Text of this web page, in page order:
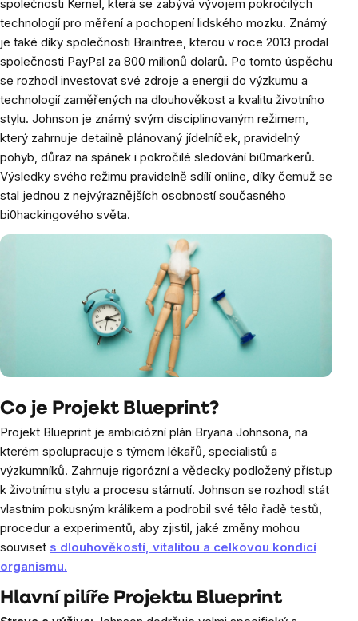
společnosti Kernel, která se zabývá vývojem pokročilých
technologií pro měření a pochopení lidského mozku. Známý
je také díky společnosti Braintree, kterou v roce 2013 prodal
společnosti PayPal za 800 milionů dolarů. Po tomto úspěchu
se rozhodl investovat své zdroje a energii do výzkumu a
technologií zaměřených na dlouhověkost a kvalitu životního
stylu. Johnson je známý svým disciplinovaným režimem,
který zahrnuje detailně plánovaný jídelníček, pravidelný
pohyb, důraz na spánek i pokročilé sledování bi0markerů.
Výsledky svého režimu pravidelně sdílí online, díky čemuž se
stal jednou z nejvýraznějších osobností současného
bi0hackingového světa.
Co je Projekt Blueprint?
Projekt Blueprint je ambiciózní plán Bryana Johnsona, na
kterém spolupracuje s týmem lékařů, specialistů a
výzkumníků. Zahrnuje rigorózní a vědecky podložený přístup
k životnímu stylu a procesu stárnutí. Johnson se rozhodl stát
vlastním pokusným králíkem a podrobil své tělo řadě testů,
procedur a experimentů, aby zjistil, jaké změny mohou
souviset s dlouhověkostí, vitalitou a celkovou kondicí
organismu.
Hlavní pilíře Projektu Blueprint